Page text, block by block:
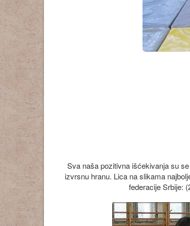
Sva naša pozitivna išćekivanja su
izvrsnu hranu. Lica na slikama
federacije Srbije: